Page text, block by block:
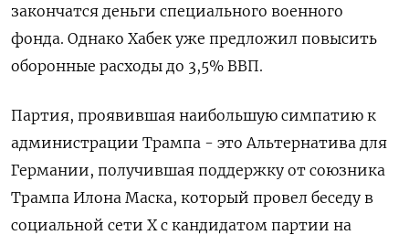
закончатся деньги специального военного
фонда. Однако Хабек уже предложил повысить
оборонные расходы до 3,5% ВВП.
Партия, проявившая наибольшую симпатию к
администрации Трампа - это Альтернатива для
Германии, получившая поддержку от союзника
Трампа Илона Маска, который провел беседу в
социальной сети X с кандидатом партии на